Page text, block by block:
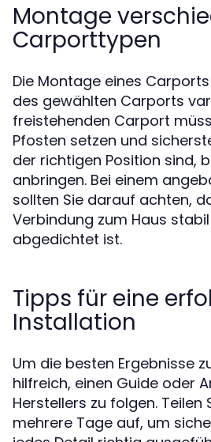
Montage
Carporttypen
Die Montage eines
des gewählten Carports
freistehenden Carport
Pfosten setzen und
der richtigen Position sind,
anbringen. Bei einem
sollten Sie darauf achten,
Verbindung zum Haus
abgedichtet ist.
Tipps für eine
Installation
Um die besten Ergebnisse
hilfreich, einen Guide oder
Herstellers zu folgen. Teilen
mehrere Tage auf, um